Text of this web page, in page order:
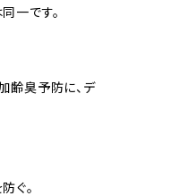
一です。
齢臭予防に、デ
ぐ。